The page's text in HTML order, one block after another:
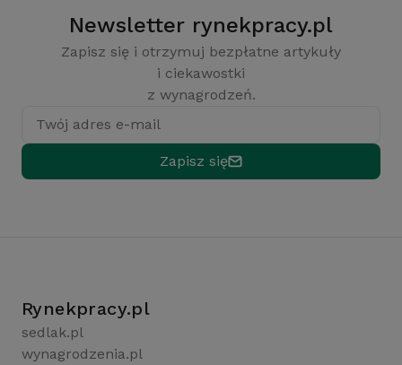
Newsletter rynekpracy.pl
Zapisz się i otrzymuj bezpłatne artykuły
i ciekawostki
z wynagrodzeń.
Twój adres e-mail
Zapisz się
Rynekpracy.pl
sedlak.pl
wynagrodzenia.pl